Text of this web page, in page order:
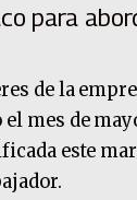
para
de la
mes de
este